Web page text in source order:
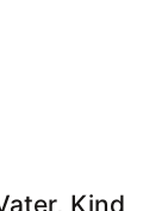
Kind